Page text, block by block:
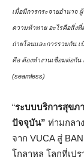
เมื่อมีการกระจายอำนาจ
ความท้าทาย อะไรคือสิ่ง
ถ่ายโอนและการรวมกัน
คือ ต้องทำงานเชื่อมต่อกั
(seamless)
“ระบบบริการสุขภ
ปัจจุบัน” ท่ามกลา
จาก VUCA สู่
โกลาหล โลกที่เป